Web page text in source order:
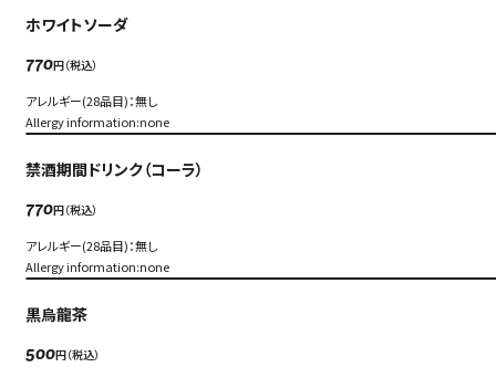
ホワイトソーダ
770円（税込）
アレルギー(28品目)：無し
Allergy information:none
禁酒期間ドリンク（コーラ）
770円（税込）
アレルギー(28品目)：無し
Allergy information:none
黒烏龍茶
500円（税込）